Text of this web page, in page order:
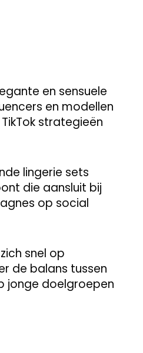
en sensuele
en modellen
strategieën
lingerie sets
die aansluit bij
op social
snel op
de balans tussen
jonge doelgroepen